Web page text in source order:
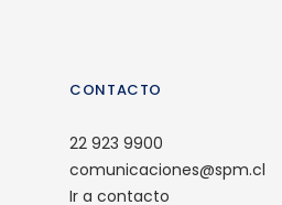
CONTACTO
22 923 9900
comunicaciones@spm.cl
Ir a contacto